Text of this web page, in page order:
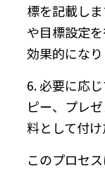
標を記載し
や目標設定
効果的になり
6. 必要に応
ピー、プレ
料として付け
このプロセ